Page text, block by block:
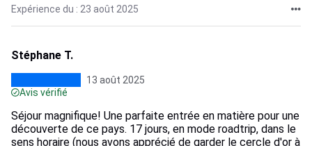
Expérience du : 23 août 2025
Stéphane T.
13 août 2025
Avis vérifié
Séjour magnifique! Une parfaite entrée en matière pour une
découverte de ce pays. 17 jours, en mode roadtrip, dans le
sens horaire (nous avons apprécié de garder le cercle d'or à